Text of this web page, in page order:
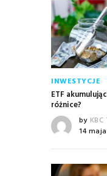
INWESTYCJE
ETF
różnice?
by KBC
14